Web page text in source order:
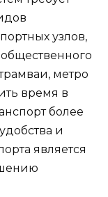
узлов,
метро
время в
более
и
является